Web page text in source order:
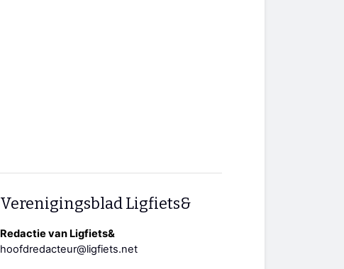
Verenigingsblad Ligfiets&
Redactie van Ligfiets&
hoofdredacteur@ligfiets.net